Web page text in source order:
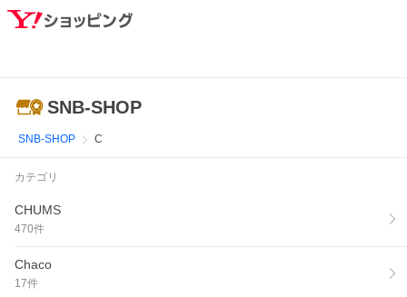
SNB-SHOP
SNB-SHOP C
カテゴリ
CHUMS
470件
Chaco
17件